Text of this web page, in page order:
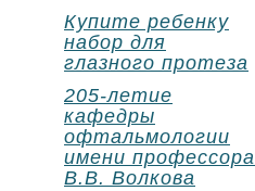
Купите ребенку
набор для
глазного протеза
205-летие
кафедры
офтальмологии
имени профессора
В.В. Волкова